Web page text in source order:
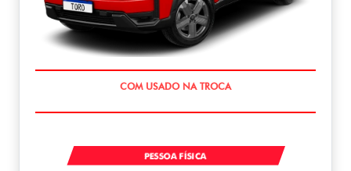
TORO ENDURANCE TURBO 270 FLEX 2027
PESSOA FÍSICA